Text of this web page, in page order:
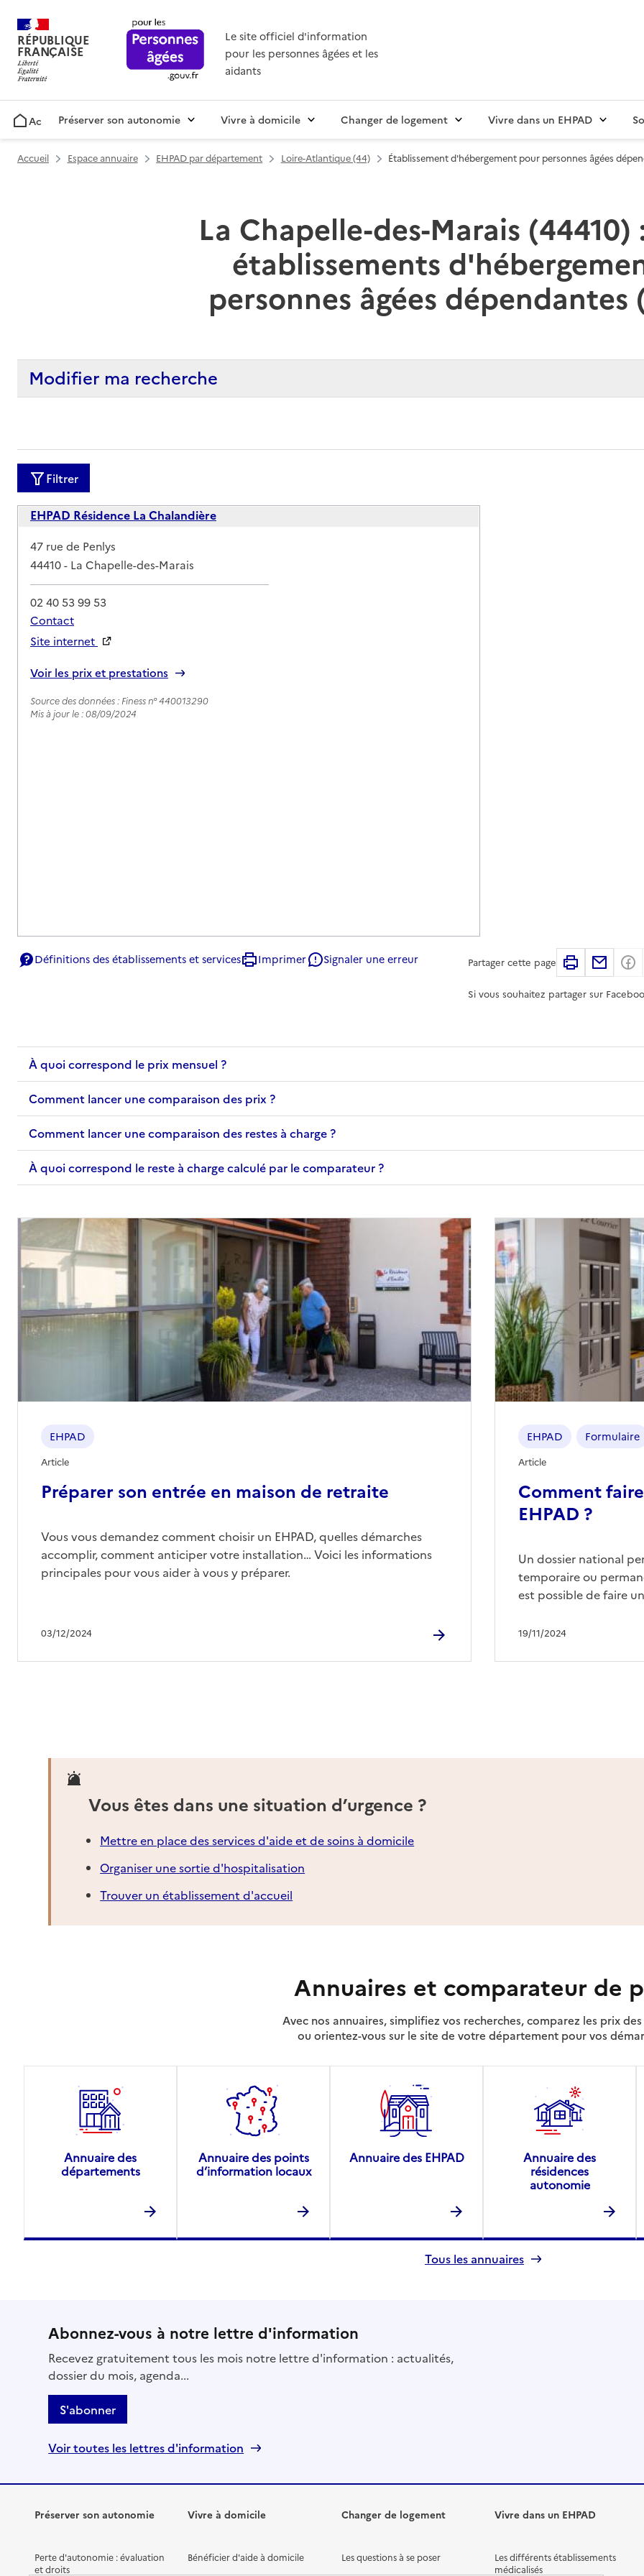
RÉPUBLIQUE
FRANÇAISE
Le site officiel d'information
pour les personnes âgées et les
aidants
AccueilPréserver son autonomie Vivre à domicile Changer de logement Vivre dans un EHPAD
Accueil Espace annuaire EHPAD par département Loire-Atlantique (44) Établissement d'hébergement pour personnes âgées
La Chapelle-des-Marais (44410)
établissements
personnes âgées dépendantes
Modifier ma recherche
Filtrer
EHPAD Résidence La Chalandière
Adresse
47 rue de Penlys
44410- La Chapelle-des-Marais
02 40 53 99 53
Contact
Site internet
Voir les prix et prestations
Source des données : Finess n° 440013290
Mis à jour le : 08/09/2024
Définitions des établissements et services Imprimer Signaler une erreur Partager cette page Imprimer
Si vous souhaitez partager sur
À quoi correspond le prix mensuel ?
Comment lancer une comparaison des prix ?
Comment lancer une comparaison des restes à charge ?
À quoi correspond le reste à charge calculé par le comparateur ?
Préparer son entrée en maison de retraite
03/12/2024
EHPAD
Article
Vous vous demandez comment choisir un EHPAD, quelles démarches
accomplir, comment anticiper votre installation… Voici les informations
principales pour vous aider à vous y préparer.
Comment
EHPAD ?
19/11/2024
EHPAD Formulaire
Article
Un dossier national
temporaire ou
est possible de faire
Vous êtes dans une situation d’urgence ?
Mettre en place des services d'aide et de soins à domicile
Organiser une sortie d'hospitalisation
Trouver un établissement d'accueil
Annuaires et comparateur de
Avec nos annuaires, simplifiez vos recherches, comparez les prix des
ou orientez-vous sur le site de votre département pour vos
Annuaire des
départements
Annuaire des points
d’information locaux
Annuaire des EHPAD
Annuaire des
résidences
autonomie
Tous les annuaires
Abonnez-vous à notre lettre d'information
Recevez gratuitement tous les mois notre lettre d'information : actualités,
dossier du mois, agenda...
S'abonner
Voir toutes les lettres d'information
Préserver son autonomie
Perte d'autonomie : évaluation
et droits
Vivre à domicile
Bénéficier d'aide à domicile
Changer de logement
Les questions à se poser
Vivre dans un EHPAD
Les différents établissements
médicalisés